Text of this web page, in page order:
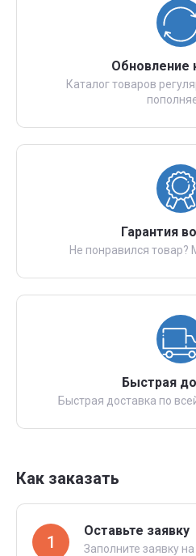
Обновление
Каталог товаров
Гарантия
Не понравился
Быстрая
Быстрая доставка по
Как заказать
1
Оставьте заявку
Заполните заявку